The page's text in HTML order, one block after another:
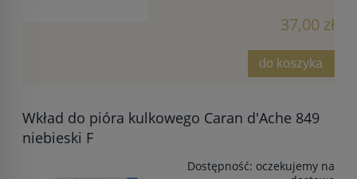
37,00 zł
do koszyka
Wkład do pióra kulkowego Caran d'Ache 849
niebieski F
Dostępność: oczekujemy na